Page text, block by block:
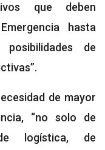
que deben
hasta
de
de mayor
“no solo de
logística, de